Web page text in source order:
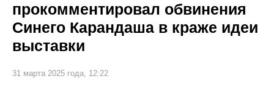
прокомментировал обвинения
Синего Карандаша в краже идеи
выставки
31 марта 2025 года, 12:22